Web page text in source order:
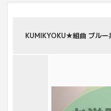
KUMIKYOKU★組曲 ブルー